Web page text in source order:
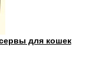
для кошек